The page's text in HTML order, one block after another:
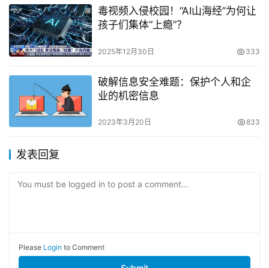
毒视频入侵校园！“AI山海经”为何让
孩子们集体“上瘾”？
2025年12月30日 333
破解信息安全难题：保护个人和企
业的机密信息
2023年3月20日 833
发表回复
You must be logged in to post a comment...
Please Login to Comment